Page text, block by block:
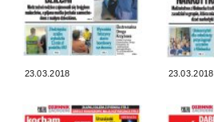
23.03.2018 23.03.2018